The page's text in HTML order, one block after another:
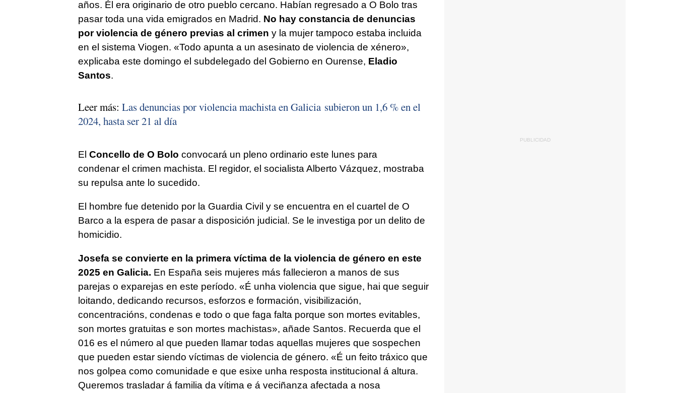
años. Él era originario de otro pueblo cercano. Habían regresado a O Bolo tras
pasar toda una vida emigrados en Madrid. No hay constancia de denuncias
por violencia de género previas al crimen y la mujer tampoco estaba incluida
en el sistema Viogen. «Todo apunta a un asesinato de violencia de xénero»,
explicaba este domingo el subdelegado del Gobierno en Ourense, Eladio
Santos.
Leer más: Las denuncias por violencia machista en Galicia subieron un 1,6 % en el
2024, hasta ser 21 al día
El Concello de O Bolo convocará un pleno ordinario este lunes para
condenar el crimen machista. El regidor, el socialista Alberto Vázquez, mostraba
su repulsa ante lo sucedido.
El hombre fue detenido por la Guardia Civil y se encuentra en el cuartel de O
Barco a la espera de pasar a disposición judicial. Se le investiga por un delito de
homicidio.
Josefa se convierte en la primera víctima de la violencia de género en este
2025 en Galicia. En España seis mujeres más fallecieron a manos de sus
parejas o exparejas en este período. «É unha violencia que sigue, hai que seguir
loitando, dedicando recursos, esforzos e formación, visibilización,
concentracións, condenas e todo o que faga falta porque son mortes evitables,
son mortes gratuitas e son mortes machistas», añade Santos. Recuerda que el
016 es el número al que pueden llamar todas aquellas mujeres que sospechen
que pueden estar siendo víctimas de violencia de género. «É un feito tráxico que
nos golpea como comunidade e que esixe unha resposta institucional á altura.
Queremos trasladar á familia da vítima e á veciñanza afectada a nosa